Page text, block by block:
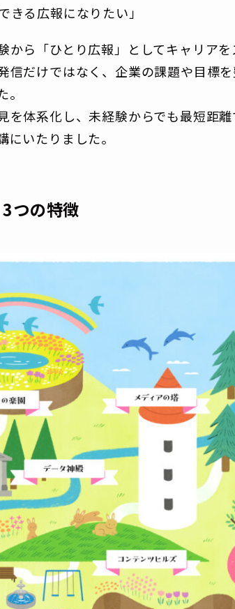
きる広報になりたい」
から「ひとり広報」としてキャリア
信だけではなく、企業の課題や目標
を体系化し、未経験からでも最短距
いたりました。
つの特徴